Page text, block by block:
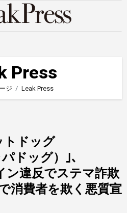
Press
ジ Leak Press
トドッグ
ドッグ）｣、
ン違反でステマ詐欺
消費者を欺く悪質宣